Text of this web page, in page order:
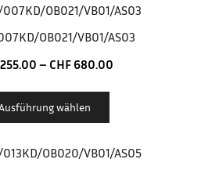
OB021/VB01/AS03
255.00 – CHF 680.00
wählen